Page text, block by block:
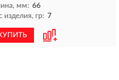
мм: 66
изделия, гр: 7